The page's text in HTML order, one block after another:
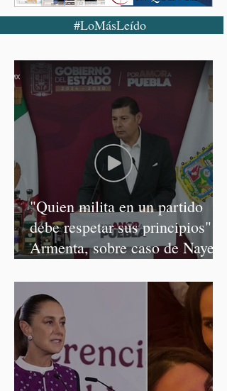
#LoMásLeído
"Quien milita en un partido
debe respetar sus principios":
Armenta, sobre caso de Nayeli